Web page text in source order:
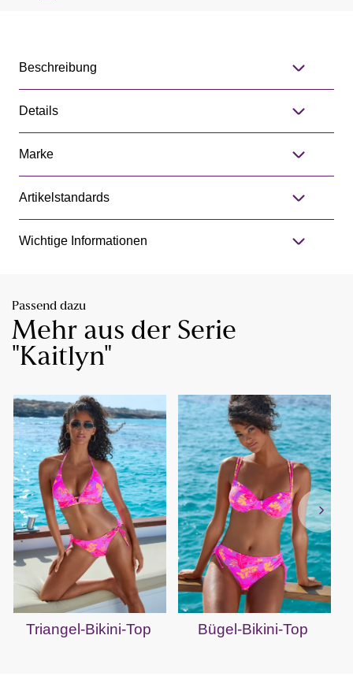
Beschreibung
Details
Marke
Artikelstandards
Wichtige Informationen
Passend dazu
Mehr aus der Serie
"Kaitlyn"
Triangel-Bikini-Top Bügel-Bikini-Top